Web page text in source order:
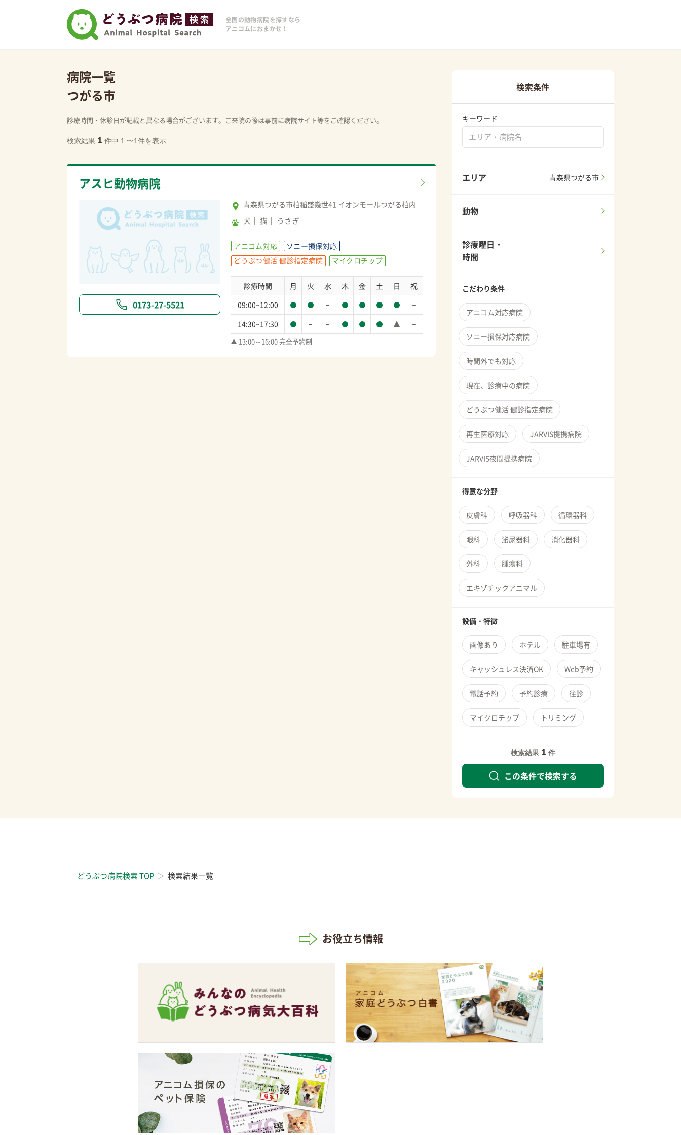
全国の動物病院を探すなら
アニコムにおまかせ！
病院一覧
つがる市
診療時間・休診日が記載と異なる場合がございます。ご来院の際は事前に病院サイト等をご確認ください。
検索結果 1 件中 1 〜1件を表示
アスヒ動物病院
0173-27-5521
青森県つがる市柏稲盛幾世41 イオンモールつがる柏内
犬 猫 うさぎ
アニコム対応
ソニー損保対応
どうぶつ健活 健診指定病院
マイクロチップ
診療時間 月 火 水 木 金 土 日
祝
09:00~12:00
－ －
14:30~17:30 － － －
▲ 13:00～16:00 完全予約制
検索条件
キーワード
エリア 青森県つがる市
動物
診療曜日・
時間
こだわり条件
アニコム対応病院
ソニー損保対応病院
時間外でも対応
現在、診療中の病院
どうぶつ健活 健診指定病院
再生医療対応 JARVIS提携病院
JARVIS夜間提携病院
得意な分野
皮膚科 呼吸器科 循環器科
眼科 泌尿器科 消化器科
外科 腫瘍科
エキゾチックアニマル
設備・特徴
画像あり ホテル 駐車場有
キャッシュレス決済OK Web予約
電話予約 予約診療 往診
マイクロチップ トリミング
検索結果 1 件
この条件で検索する
どうぶつ病院検索 TOP 検索結果一覧
お役立ち情報